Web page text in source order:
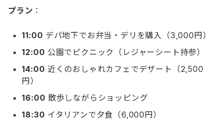
プラン ：
11:00 デパ地下でお弁当・デリを購入（3,000円）
12:00 公園でピクニック（レジャーシート持参）
14:00 近くのおしゃれカフェでデザート（2,500
円）
16:00 散歩しながらショッピング
18:30 イタリアンで夕食（6,000円）